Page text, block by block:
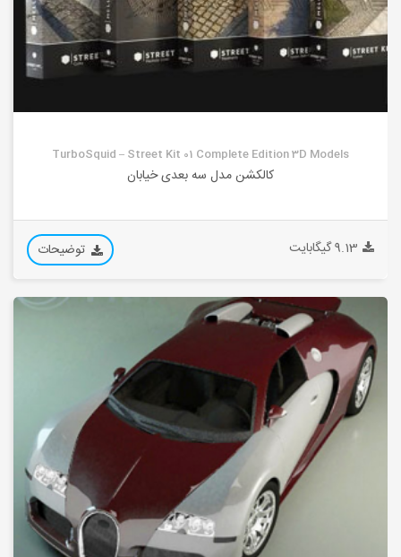
TurboSquid – Street Kit 01 Complete Edition 3D Models
کالکشن مدل سه بعدی خیابان
9.13 گیگابایت توضیحات